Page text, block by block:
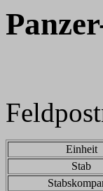
Einheit
Stab